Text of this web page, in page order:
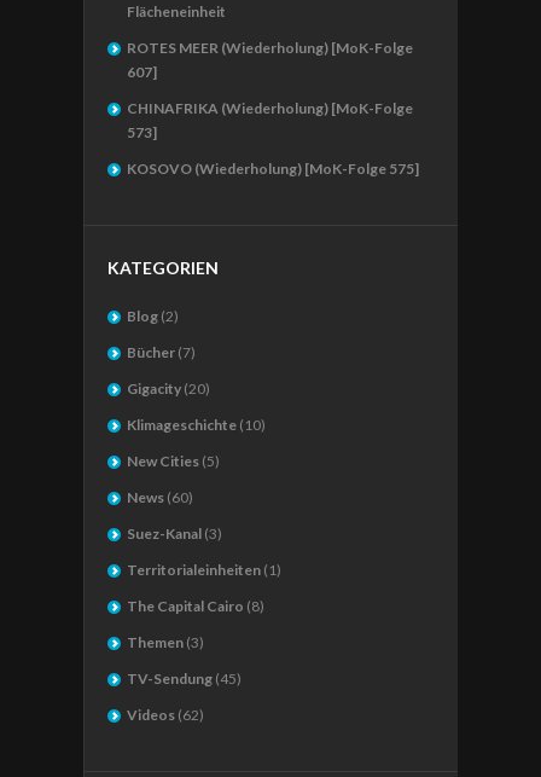
Flächeneinheit
ROTES MEER (Wiederholung) [MoK-Folge
607]
CHINAFRIKA (Wiederholung) [MoK-Folge
573]
KOSOVO (Wiederholung) [MoK-Folge 575]
KATEGORIEN
Blog (2)
Bücher (7)
Gigacity (20)
Klimageschichte (10)
New Cities (5)
News (60)
Suez-Kanal (3)
Territorialeinheiten (1)
The Capital Cairo (8)
Themen (3)
TV-Sendung (45)
Videos (62)